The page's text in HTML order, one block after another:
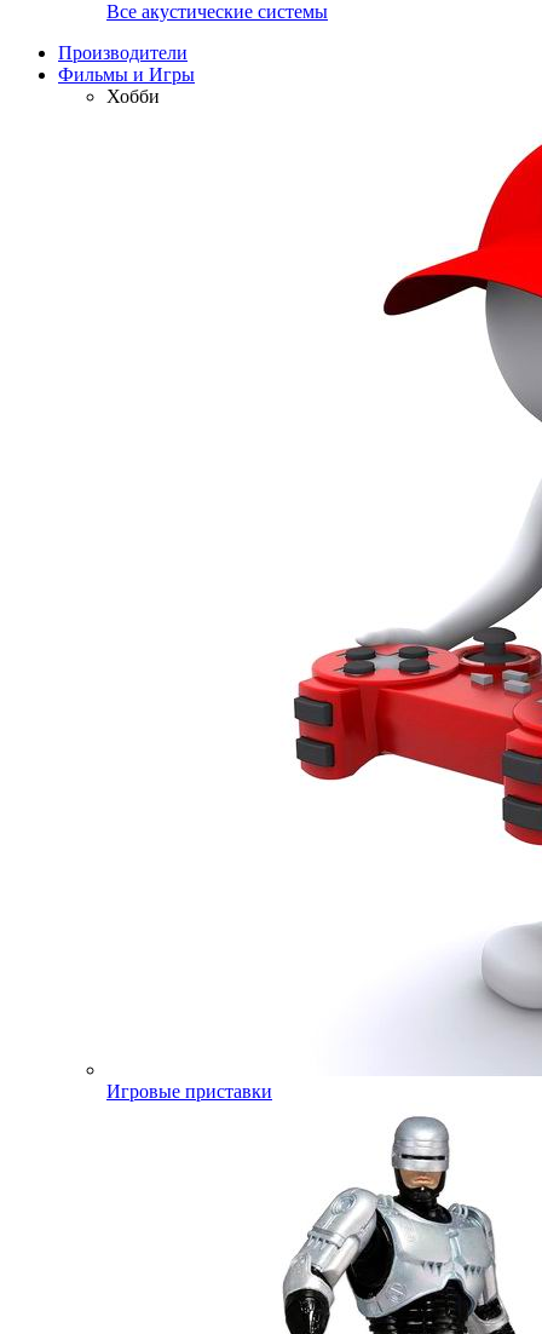
Все акустические системы
Производители
Фильмы и Игры
Хобби
Игровые приставки